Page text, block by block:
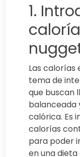
1.
Las calorías
tema de
que buscan
balanceada
calórica. Es
calorías
para poder
en una dieta